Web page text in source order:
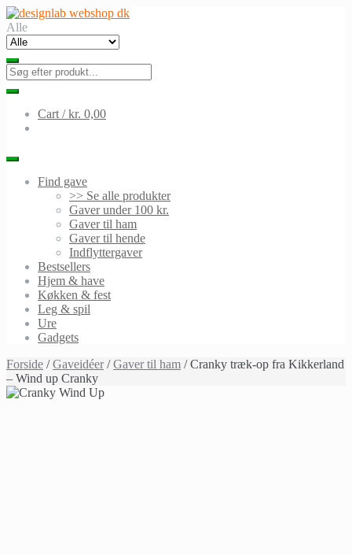
Skip
to
navigation
Skip
to
content
Alle
Cart /kr. 0,00
Find gave
>> Se alle produkter
Gaver under 100 kr.
Gaver til ham
Gaver til hende
Indflyttergaver
Bestsellers
Hjem & have
Køkken & fest
Leg & spil
Ure
Gadgets
Forside /Gaveidéer/Gaver til ham / Cranky træk-op fra Kikkerland
– Wind up Cranky